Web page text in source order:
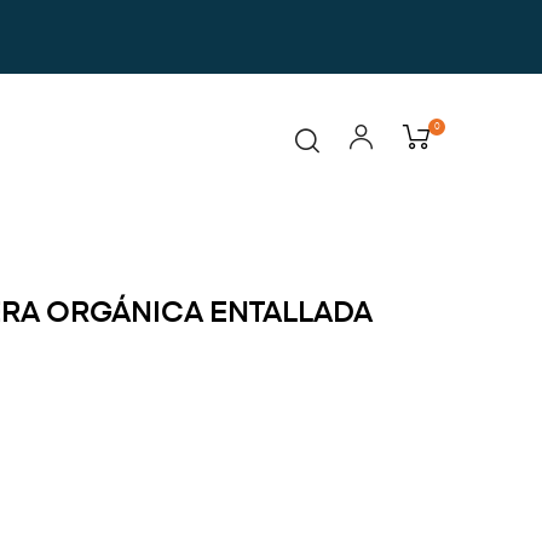
0
ORGÁNICA ENTALLADA